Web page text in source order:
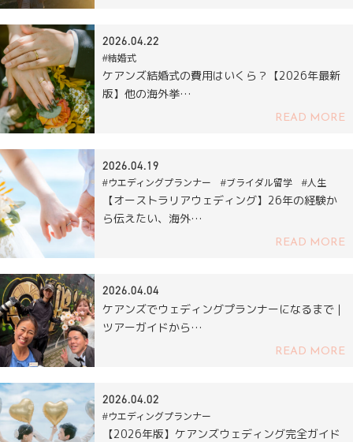
2026.04.22
#結婚式
ケアンズ結婚式の費用はいくら？【2026年最新
版】他の海外挙…
READ MORE
2026.04.19
#ウエディングプランナー #ブライダル留学 #人生
【オーストラリアウェディング】26年の経験か
ら伝えたい、海外…
READ MORE
2026.04.04
ケアンズでウェディングプランナーになるまで｜
ツアーガイドから…
READ MORE
2026.04.02
#ウエディングプランナー
【2026年版】ケアンズウェディング完全ガイド